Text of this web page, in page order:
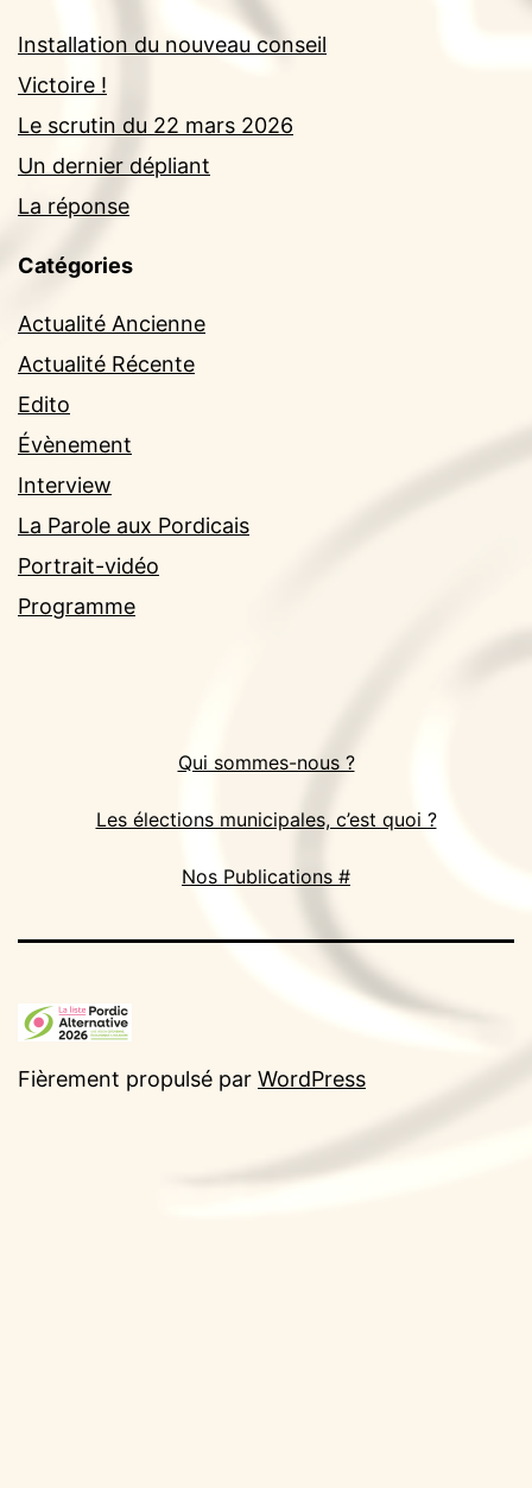
Installation du nouveau conseil
Victoire !
Le scrutin du 22 mars 2026
Un dernier dépliant
La réponse
Catégories
Actualité Ancienne
Actualité Récente
Edito
Évènement
Interview
La Parole aux Pordicais
Portrait-vidéo
Programme
Qui sommes-nous ?
Les élections municipales, c’est quoi ?
Nos Publications #
Fièrement propulsé par WordPress